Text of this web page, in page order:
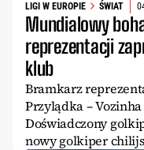
LIGI W EUROPIE ŚWIAT
Mundialowy
reprezentacji
klub
Bramkarz
Przylądka –
Doświadczony
nowy golkiper